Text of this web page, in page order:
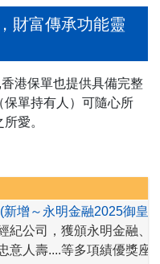
財富傳承功能靈
香港保單也提供具備完整
保單持有人）可隨心所
愛。
新增～永明金融2025御皇
紀公司，獲頒永明金融、
意人壽....等多項績優獎座